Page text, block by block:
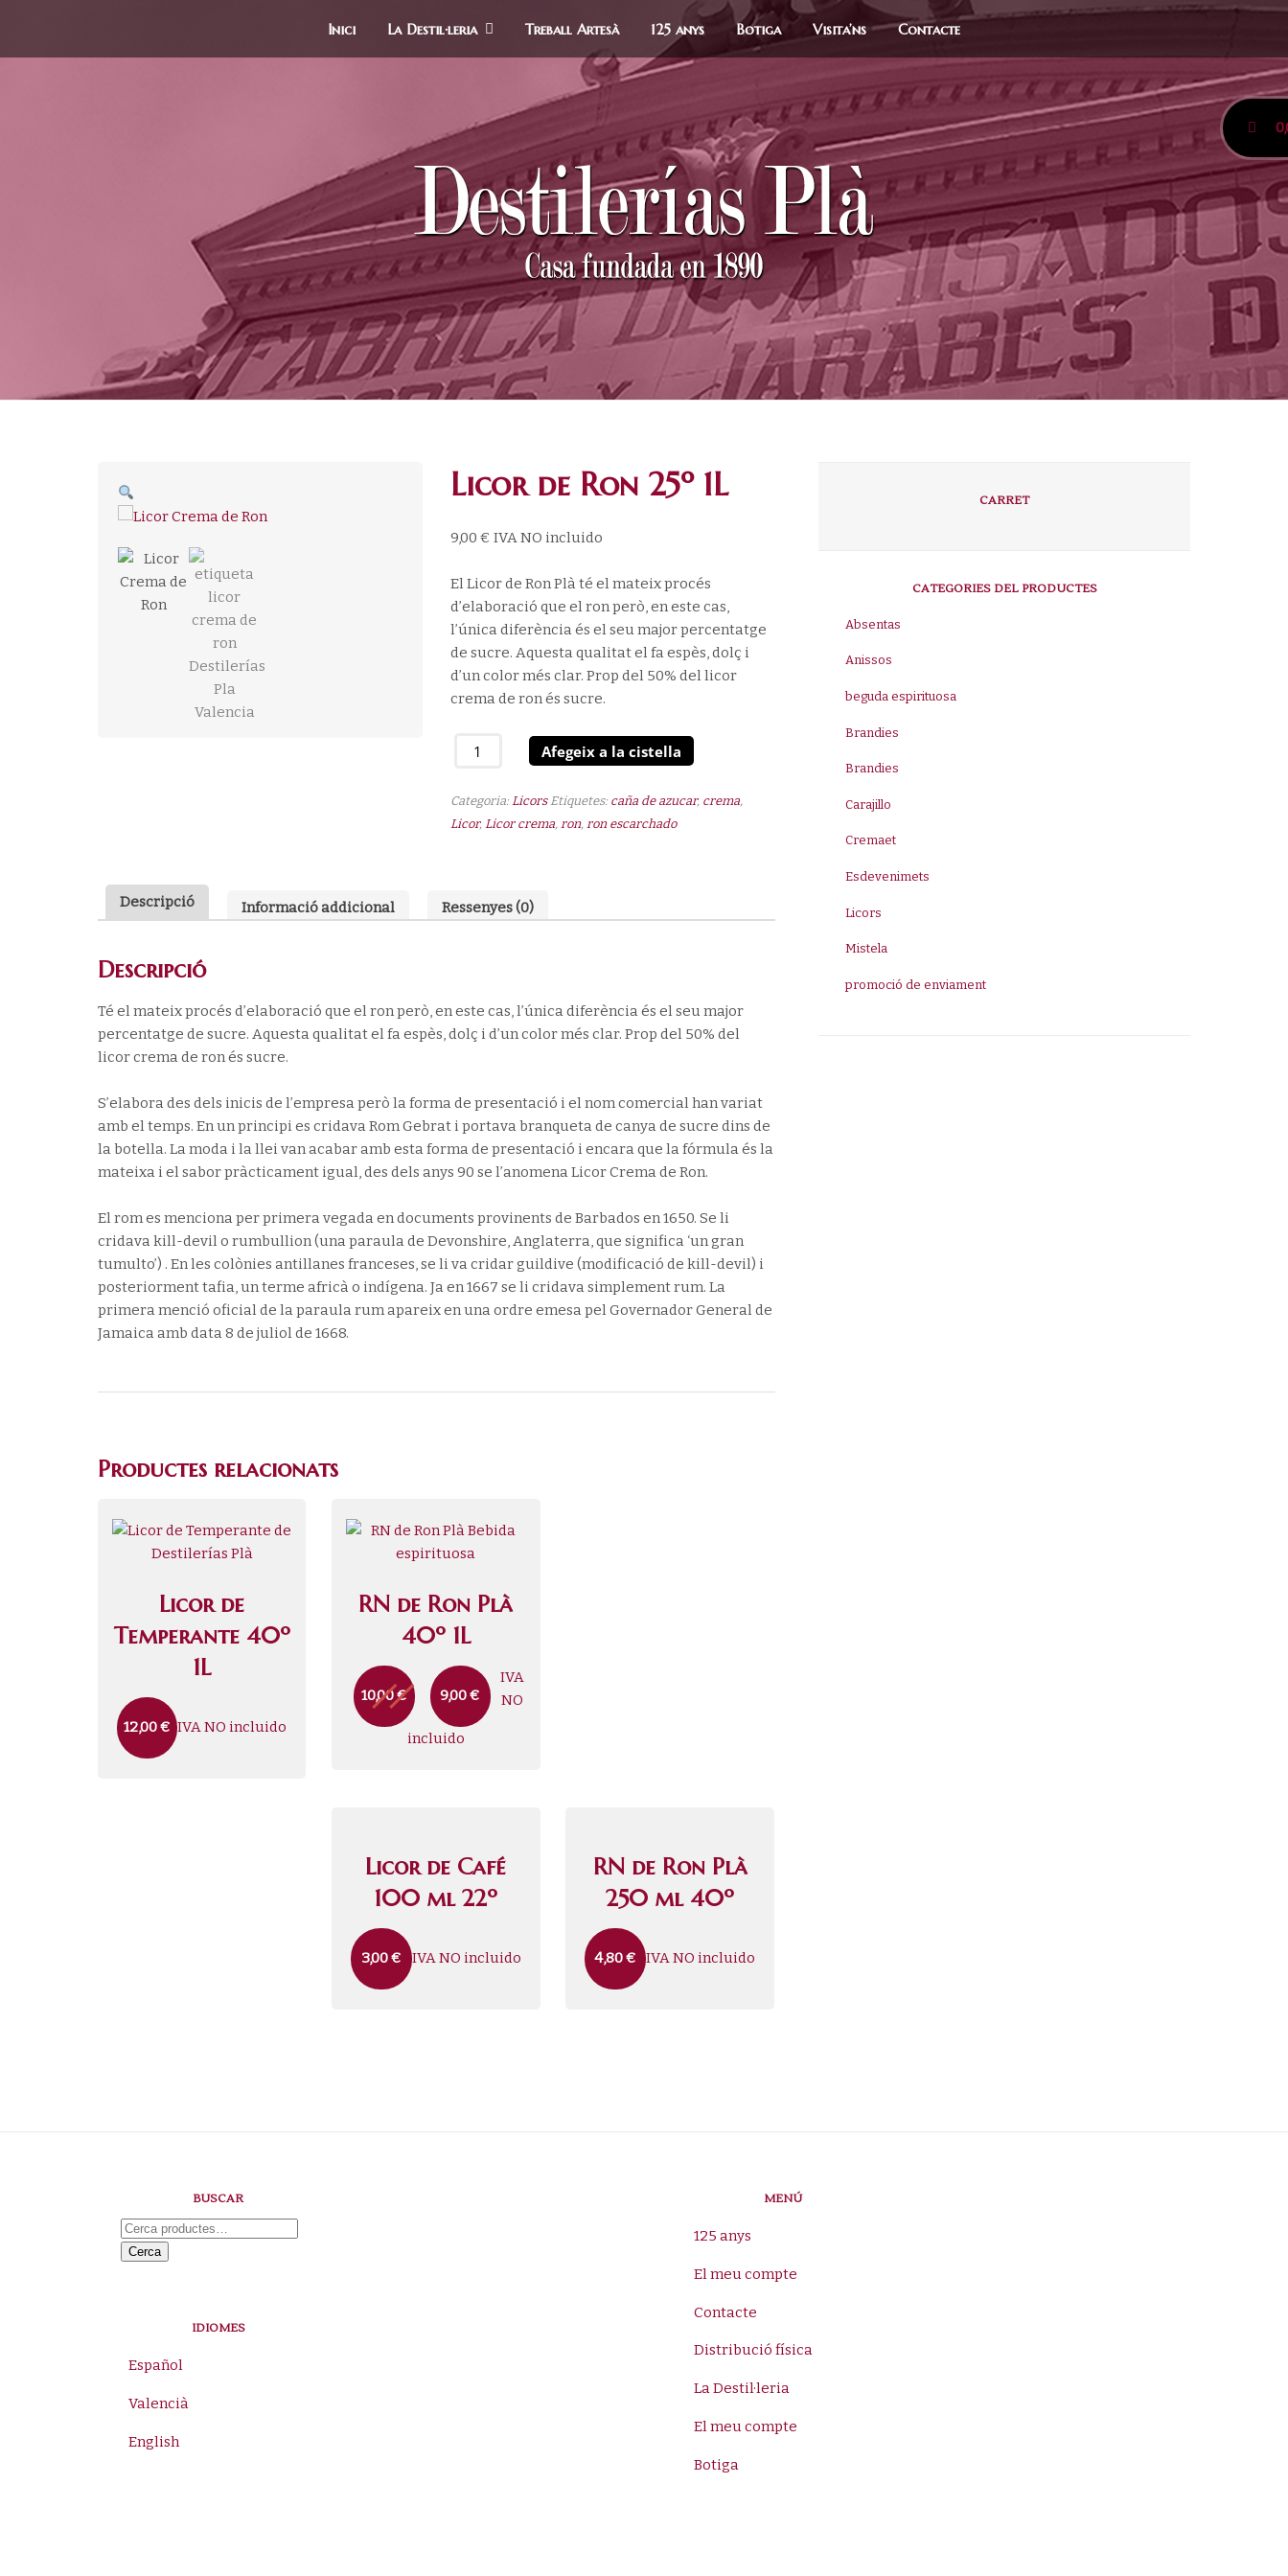
Inici La Destil·leria Treball Artesà 125 anys Botiga Visita’ns Contacte
Licor de Ron 25º 1L
9,00 € IVA NO incluido
El Licor de Ron Plà té el mateix procés
d’elaboració que el ron però, en este cas,
l’única diferència és el seu major percentatge
de sucre. Aquesta qualitat el fa espès, dolç i
d’un color més clar. Prop del 50% del licor
crema de ron és sucre.
quantitat
Afegeix a la cistella
Categoria: Licors Etiquetes: caña de azucar, crema,
Licor, Licor crema, ron, ron escarchado
Descripció Informació addicional Ressenyes (0)
Descripció
Té el mateix procés d’elaboració que el ron però, en este cas, l’única diferència és el seu major
percentatge de sucre. Aquesta qualitat el fa espès, dolç i d’un color més clar. Prop del 50% del
licor crema de ron és sucre.
S’elabora des dels inicis de l’empresa però la forma de presentació i el nom comercial han variat
amb el temps. En un principi es cridava Rom Gebrat i portava branqueta de canya de sucre dins de
la botella. La moda i la llei van acabar amb esta forma de presentació i encara que la fórmula és la
mateixa i el sabor pràcticament igual, des dels anys 90 se l’anomena Licor Crema de Ron.
El rom es menciona per primera vegada en documents provinents de Barbados en 1650. Se li
cridava kill-devil o rumbullion (una paraula de Devonshire, Anglaterra, que significa ‘un gran
tumulto’) . En les colònies antillanes franceses, se li va cridar guildive (modificació de kill-devil) i
posteriorment tafia, un terme africà o indígena. Ja en 1667 se li cridava simplement rum. La
primera menció oficial de la paraula rum apareix en una ordre emesa pel Governador General de
Jamaica amb data 8 de juliol de 1668.
Productes relacionats
Licor de
Temperante 40º
1L
12,00€ IVA NO incluido
RN de Ron Plà
40º 1L
10,00€ 9,00€
IVA
NO
incluido
Licor de Café
100 ml 22º
3,00€ IVA NO incluido
RN de Ron Plà
250 ml 40º
4,80€ IVA NO incluido
CARRET
CATEGORIES DEL PRODUCTES
Absentas
Anissos
beguda espirituosa
Brandies
Brandies
Carajillo
Cremaet
Esdevenimets
Licors
Mistela
promoció de enviament
BUSCAR
Cerca:
Cerca
IDIOMES
Español
Valencià
English
MENÚ
125 anys
El meu compte
Contacte
Distribució física
La Destil·leria
El meu compte
Botiga